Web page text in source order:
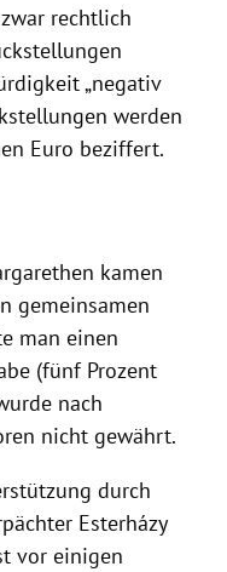
rechtlich
„negativ
werden
Euro beziffert.
kamen
gemeinsamen
man einen
(fünf Prozent
nach
nicht gewährt.
durch
Esterházy
vor einigen